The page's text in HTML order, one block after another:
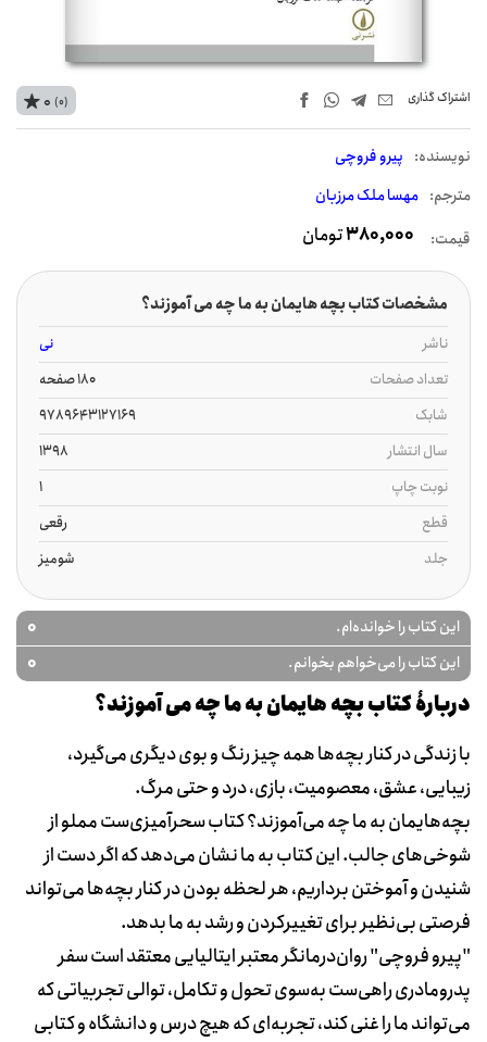
اشتراک‌ گذاری
نويسنده: پیرو فروچی
مترجم: مهسا ملک مرزبان
0 (0)
قیمت: 380,000تومان
مشخصات کتاب بچه هایمان به ما چه می آموزند؟
ناشر
نی
تعداد صفحات
180 صفحه
شابک
9789643127169
سال انتشار
1398
نوبت چاپ
1
قطع
رقعی
جلد
شومیز
این کتاب را خوانده‌ام. 0
این کتاب را می‌خواهم بخوانم. 0
دربارۀ کتاب بچه هایمان به ما چه می آموزند؟
با زندگی در کنار بچه‌ها همه چیز رنگ و بوی دیگری می‌گیرد،
زیبایی، عشق، معصومیت، بازی، درد و حتی مرگ.
بچه‌هایمان به ما چه می‌آموزند؟ کتاب سحرآمیزی‌ست مملو از
شوخی‌های جالب. این کتاب به ما نشان می‌دهد که اگر دست از
شنیدن و آموختن برداریم، هر لحظه بودن در کنار بچه‌ها می‌تواند
فرصتی بی‌نظیر برای تغییرکردن و رشد به ما بدهد.
"پیرو فروچی" روان‌درمانگر معتبر ایتالیایی معتقد است سفر
پدرومادری راهی‌ست به‌سوی تحول و تکامل، توالی تجربیاتی که
می‌تواند ما را غنی کند، تجربه‌ای که هیچ درس و دانشگاه و کتابی